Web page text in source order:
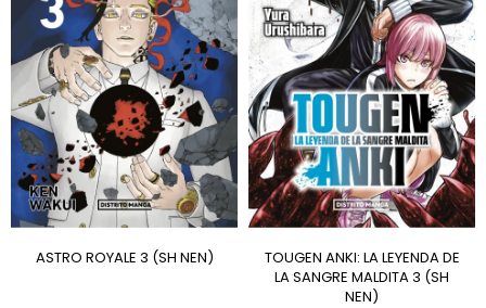
ASTRO ROYALE 3 (SH NEN)
TOUGEN ANKI: LA LEYENDA DE
LA SANGRE MALDITA 3 (SH
NEN)